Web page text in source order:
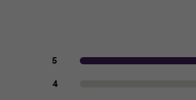
Opinie klientów na
5
4